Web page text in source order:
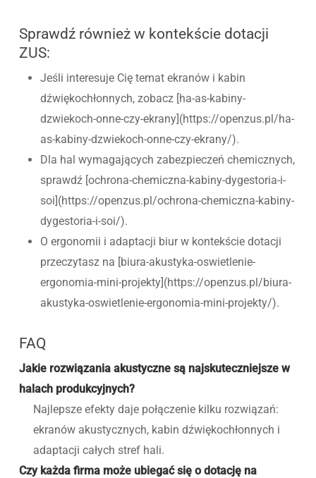
Sprawdź również w kontekście dotacji
ZUS:
Jeśli interesuje Cię temat ekranów i kabin
dźwiękochłonnych, zobacz [ha-as-kabiny-
dzwiekoch-onne-czy-ekrany](https://openzus.pl/ha-
as-kabiny-dzwiekoch-onne-czy-ekrany/).
Dla hal wymagających zabezpieczeń chemicznych,
sprawdź [ochrona-chemiczna-kabiny-dygestoria-i-
soi](https://openzus.pl/ochrona-chemiczna-kabiny-
dygestoria-i-soi/).
O ergonomii i adaptacji biur w kontekście dotacji
przeczytasz na [biura-akustyka-oswietlenie-
ergonomia-mini-projekty](https://openzus.pl/biura-
akustyka-oswietlenie-ergonomia-mini-projekty/).
FAQ
Jakie rozwiązania akustyczne są najskuteczniejsze w
halach produkcyjnych?
Najlepsze efekty daje połączenie kilku rozwiązań:
ekranów akustycznych, kabin dźwiękochłonnych i
adaptacji całych stref hali.
Czy każda firma może ubiegać się o dotację na